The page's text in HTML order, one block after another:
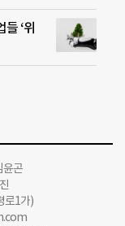
‘위
윤곤
로1가)